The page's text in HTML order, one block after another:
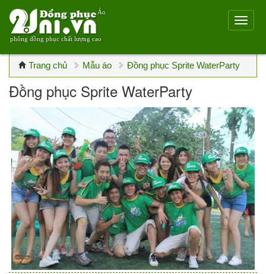
Áo
phông đồng phục chất lượng cao
Trang chủ Mẫu áo Đồng phục Sprite WaterParty
Đồng phục Sprite WaterParty